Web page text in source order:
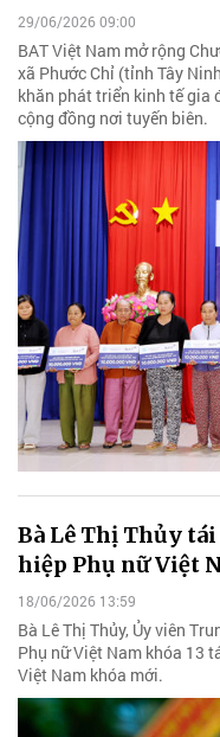
29/06/2026 09:00
BAT Việt Nam mở rộng
xã Phước Chỉ (tỉnh Tây
khăn phát triển kinh tế gia
cộng đồng nơi tuyến biên.
Bà Lê Thị Thủy
hiệp Phụ nữ Việt
18/06/2026 13:59
Bà Lê Thị Thủy, Ủy viên
Phụ nữ Việt Nam khóa 13
Việt Nam khóa mới.